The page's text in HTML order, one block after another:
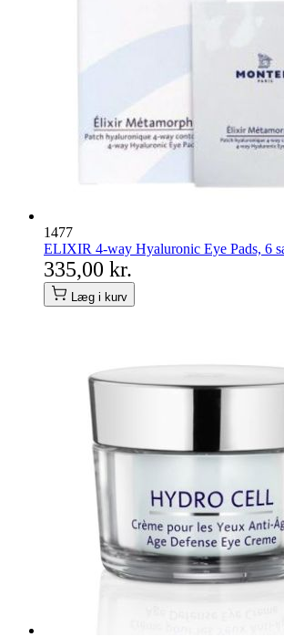
1477
ELIXIR 4-way Hyaluronic Eye Pads, 6
335,00 kr.
Læg i kurv